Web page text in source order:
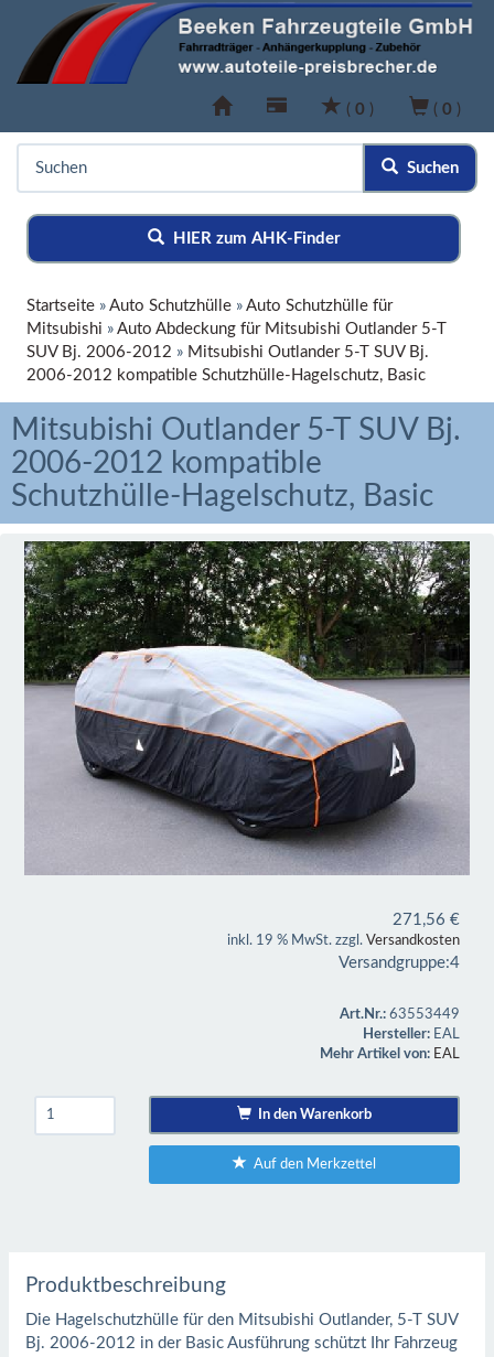
( 0 ) ( 0 )
Suchen
HIER zum AHK-Finder
Startseite » Auto Schutzhülle » Auto Schutzhülle für
Mitsubishi » Auto Abdeckung für Mitsubishi Outlander 5-T
SUV Bj. 2006-2012 » Mitsubishi Outlander 5-T SUV Bj.
2006-2012 kompatible Schutzhülle-Hagelschutz, Basic
Mitsubishi Outlander 5-T SUV Bj.
2006-2012 kompatible
Schutzhülle-Hagelschutz, Basic
271,56 €
inkl. 19 % MwSt. zzgl. Versandkosten
Versandgruppe:4
Art.Nr.: 63553449
Hersteller: EAL
Mehr Artikel von: EAL
In den Warenkorb
Auf den Merkzettel
Produktbeschreibung
Die Hagelschutzhülle für den Mitsubishi Outlander, 5-T SUV
Bj. 2006-2012 in der Basic Ausführung schützt Ihr Fahrzeug